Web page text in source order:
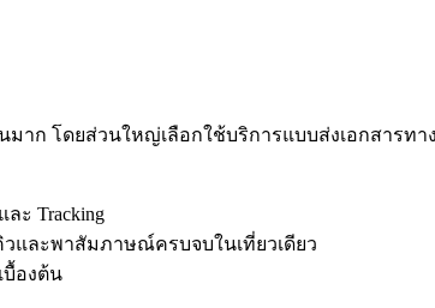
ก โดยส่วนใหญ่เลือกใช้บริการแบบส่งเอกสารทา
ะ Tracking
วและพาสัมภาษณ์ครบจบในเที่ยวเดียว
บื้องต้น